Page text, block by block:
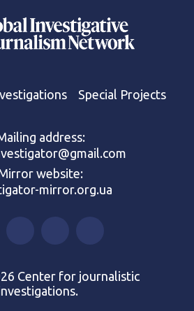
Special Projects
address:
website:
mirror.org.ua
Center for journalistic